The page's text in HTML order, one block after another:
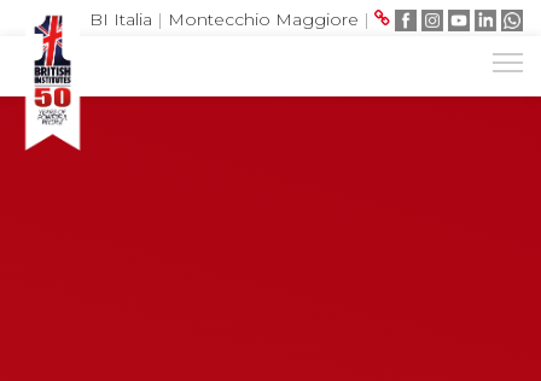
BI Italia | Montecchio Maggiore |